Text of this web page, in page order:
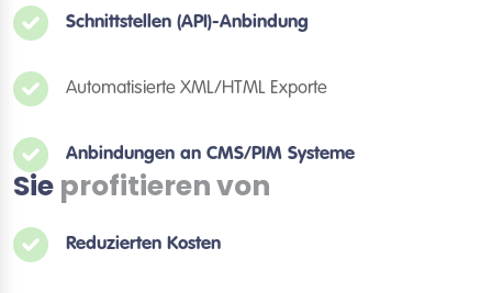
Schnittstellen (API)-Anbindung
Automatisierte XML/HTML Exporte
Anbindungen an CMS/PIM Systeme
Sie profitieren von
Reduzierten Kosten